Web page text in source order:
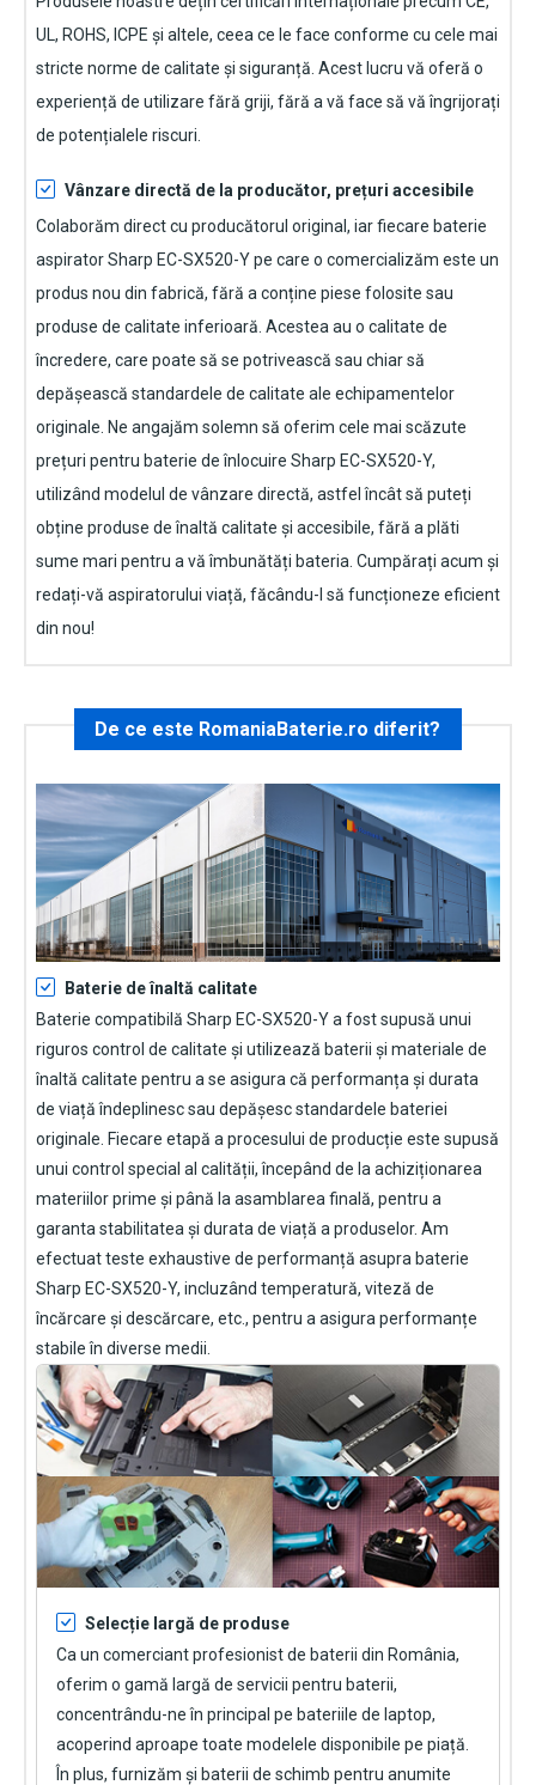
UL, ROHS, ICPE și altele, ceea ce le face conforme cu cele mai
stricte norme de calitate și siguranță. Acest lucru vă oferă o
experiență de utilizare fără griji, fără a vă face să vă îngrijorați
de potențialele riscuri.
Vânzare directă de la producător, prețuri accesibile
Colaborăm direct cu producătorul original, iar fiecare baterie
aspirator Sharp EC-SX520-Ype care o comercializăm este un
produs nou din fabrică, fără a conține piese folosite sau
produse de calitate inferioară. Acestea au o calitate de
încredere, care poate să se potrivească sau chiar să
depășească standardele de calitate ale echipamentelor
originale. Ne angajăm solemn să oferim cele mai scăzute
prețuri pentru baterie de înlocuire Sharp EC-SX520-Y,
utilizând modelul de vânzare directă, astfel încât să puteți
obține produse de înaltă calitate și accesibile, fără a plăti
sume mari pentru a vă îmbunătăți bateria. Cumpărați acum și
redați-vă aspiratorului viață, făcându-l să funcționeze eficient
din nou!
De ce este RomaniaBaterie.ro diferit?
Baterie de înaltă calitate
Baterie compatibilă Sharp EC-SX520-Ya fost supusă unui
riguros control de calitate și utilizează baterii și materiale de
înaltă calitate pentru a se asigura că performanța și durata
de viață îndeplinesc sau depășesc standardele bateriei
originale. Fiecare etapă a procesului de producție este supusă
unui control special al calității, începând de la achiziționarea
materiilor prime și până la asamblarea finală, pentru a
garanta stabilitatea și durata de viață a produselor. Am
efectuat teste exhaustive de performanță asupra baterie
Sharp EC-SX520-Y, incluzând temperatură, viteză de
încărcare și descărcare, etc., pentru a asigura performanțe
stabile în diverse medii.
Selecție largă de produse
Ca un comerciant profesionist de baterii din România,
oferim o gamă largă de servicii pentru baterii,
concentrându-ne în principal pe bateriile de laptop,
acoperind aproape toate modelele disponibile pe piață.
În plus, furnizăm și baterii de schimb pentru anumite